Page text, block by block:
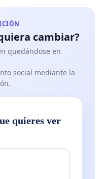
cambiar?
quedándose en
social mediante la
quieres ver